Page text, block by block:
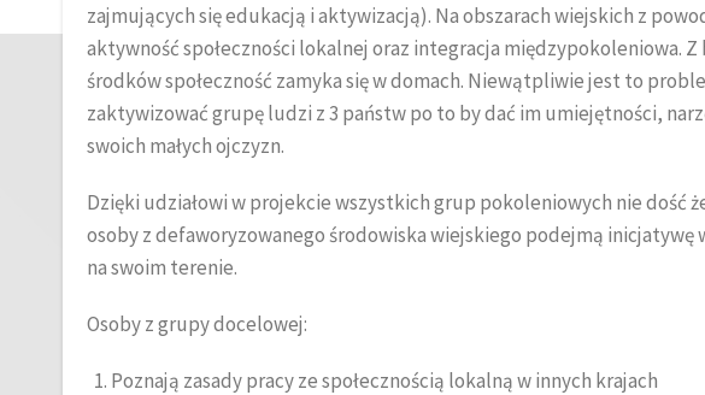
zajmujących się edukacją i aktywizacją). Na obszarach wiejskich z
aktywność społeczności lokalnej oraz integracja międzypokoleniowa.
środków społeczność zamyka się w domach. Niewątpliwie jest to
zaktywizować grupę ludzi z 3 państw po to by dać im umiejętności,
swoich małych ojczyzn.
Dzięki udziałowi w projekcie wszystkich grup pokoleniowych nie dość
osoby z defaworyzowanego środowiska wiejskiego podejmą
na swoim terenie.
Osoby z grupy docelowej:
Poznają zasady pracy ze społecznością lokalną w innych krajach